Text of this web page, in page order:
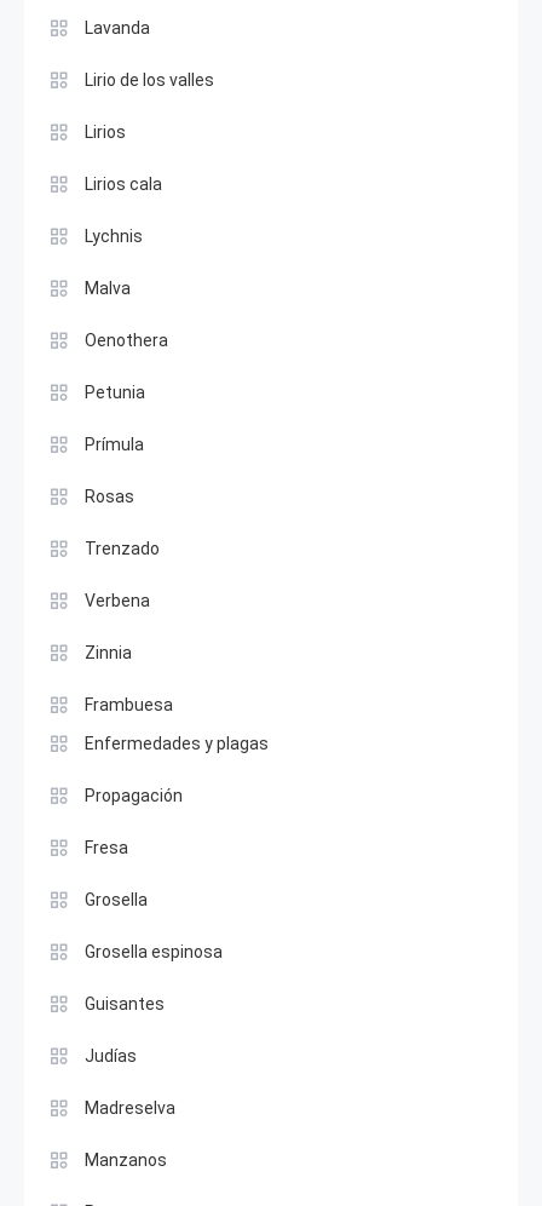
Lavanda
Lirio de los valles
Lirios
Lirios cala
Lychnis
Malva
Oenothera
Petunia
Prímula
Rosas
Trenzado
Verbena
Zinnia
Frambuesa
Enfermedades y plagas
Propagación
Fresa
Grosella
Grosella espinosa
Guisantes
Judías
Madreselva
Manzanos